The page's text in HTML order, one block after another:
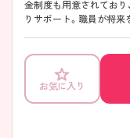
金制度も用意されており
りサポート。職員が将
を据えてキャリアを築
は、面接対策ポイントな
ください。
お気に入り